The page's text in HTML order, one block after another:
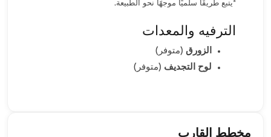
*يتبع طريقًا سلميًا موجهًا نحو الطبيعة.
الترفيه والمعدات
الزورق (متوفر)
لوح التجديف (متوفر)
مخطط القارب